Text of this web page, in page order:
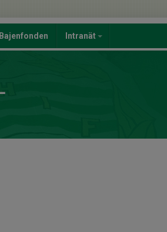
Bajenfonden Intranät